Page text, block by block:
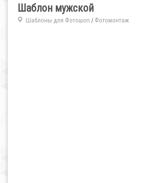
Шаблон мужской
Шаблоны для Фотошоп / Фотомонтаж